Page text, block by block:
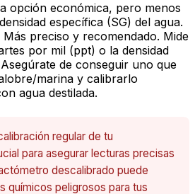
opción económica, pero menos
específica (SG) del agua.
Más preciso y recomendado. Mide
por mil (ppt) o la densidad
de conseguir uno que
marina y calibrarlo
agua destilada.
regular de tu
para asegurar lecturas precisas
descalibrado puede
químicos peligrosos para tus